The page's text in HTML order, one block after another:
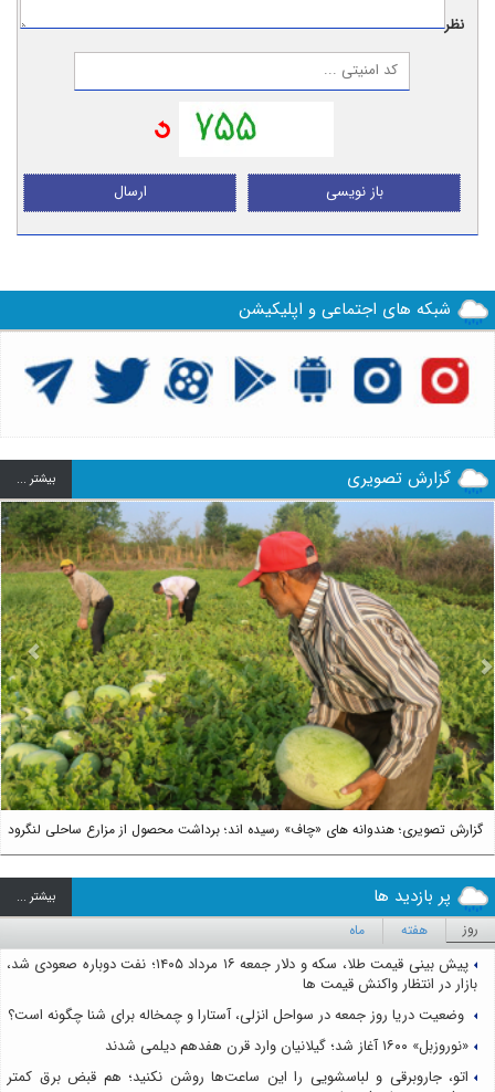
نظر:
ارسال باز نویسی
شبکه های اجتماعی و اپلیکیشن
گزارش تصویری بيشتر ...
گزارش تصویری؛ هندوانه های «چاف» رسیده اند؛ برداشت محصول از مزارع ساحلی لنگرود
Next
پر بازدید ها بيشتر ...
روز هفته ماه
پیش بینی قیمت طلا، سکه و دلار جمعه ۱۶ مرداد ۱۴۰۵؛ نفت دوباره صعودی شد،
بازار در انتظار واکنش قیمت ها
وضعیت دریا روز جمعه در سواحل انزلی، آستارا و چمخاله برای شنا چگونه است؟
«نوروزبل» ۱۶۰۰ آغاز شد؛ گیلانیان وارد قرن هفدهم دیلمی شدند
اتو، جاروبرقی و لباسشویی را این ساعت‌ها روشن نکنید؛ هم قبض برق کمتر